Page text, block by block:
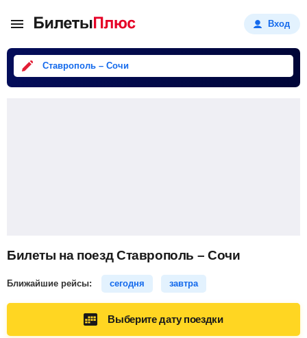
Вход
Ставрополь – Сочи
Билеты на поезд Ставрополь – Сочи
Ближайшие рейсы: сегодня завтра
Выберите дату поездки